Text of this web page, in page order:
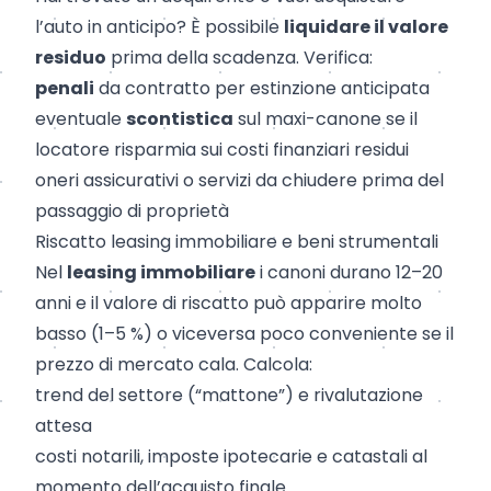
l’auto in anticipo? È possibile liquidare il valore
residuo prima della scadenza. Verifica:
penali da contratto per estinzione anticipata
eventuale scontistica sul maxi-canone se il
locatore risparmia sui costi finanziari residui
oneri assicurativi o servizi da chiudere prima del
passaggio di proprietà
Riscatto leasing immobiliare e beni strumentali
Nel leasing immobiliarei canoni durano 12–20
anni e il valore di riscatto può apparire molto
basso (1–5 %) o viceversa poco conveniente se il
prezzo di mercato cala. Calcola:
trend del settore (“mattone”) e rivalutazione
attesa
costi notarili, imposte ipotecarie e catastali al